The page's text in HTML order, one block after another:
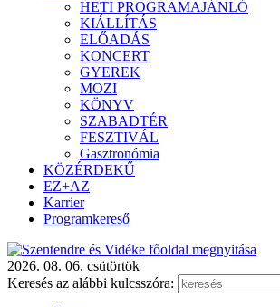
HETI PROGRAMAJÁNLÓ
KIÁLLÍTÁS
ELŐADÁS
KONCERT
GYEREK
MOZI
KÖNYV
SZABADTÉR
FESZTIVÁL
Gasztronómia
KÖZÉRDEKŰ
EZ+AZ
Karrier
Programkereső
2026. 08. 06. csütörtök
Keresés az alábbi kulcsszóra: